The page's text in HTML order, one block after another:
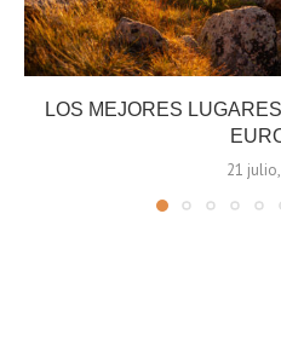
LOS MEJORES
21